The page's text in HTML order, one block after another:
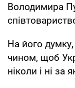
Володимира
На його думку,
чином, щоб
ніколи і ні за